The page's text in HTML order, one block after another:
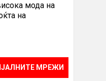
мода на
на
МРЕЖИ